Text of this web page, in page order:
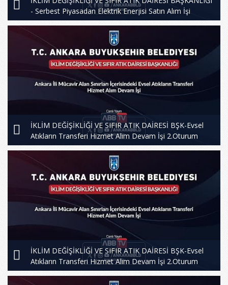
- Serbest Piyasadan Elektrik Enerjisi Satın Alım İşi
İKLİM DEĞİŞİKLİĞİ VE SIFIR ATIK DAİRESİ BŞK-Evsel
Atıkların Transferi Hizmet Alım Devam İşi 2.Oturum
İKLİM DEĞİŞİKLİĞİ VE SIFIR ATIK DAİRESİ BŞK-Evsel
Atıkların Transferi Hizmet Alım Devam İşi 2.Oturum